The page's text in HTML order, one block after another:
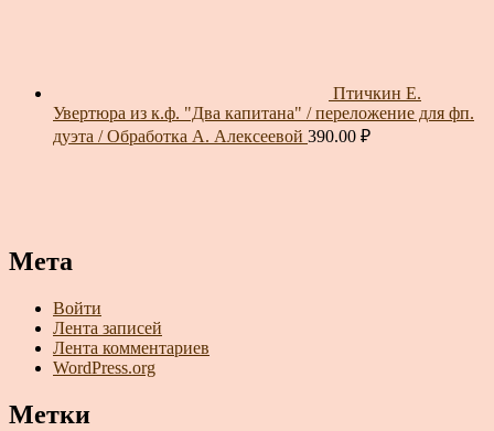
Птичкин Е.
Увертюра из к.ф. "Два капитана" / переложение для фп.
дуэта / Обработка А. Алексеевой 390.00 ₽
Мета
Войти
Лента записей
Лента комментариев
WordPress.org
Метки